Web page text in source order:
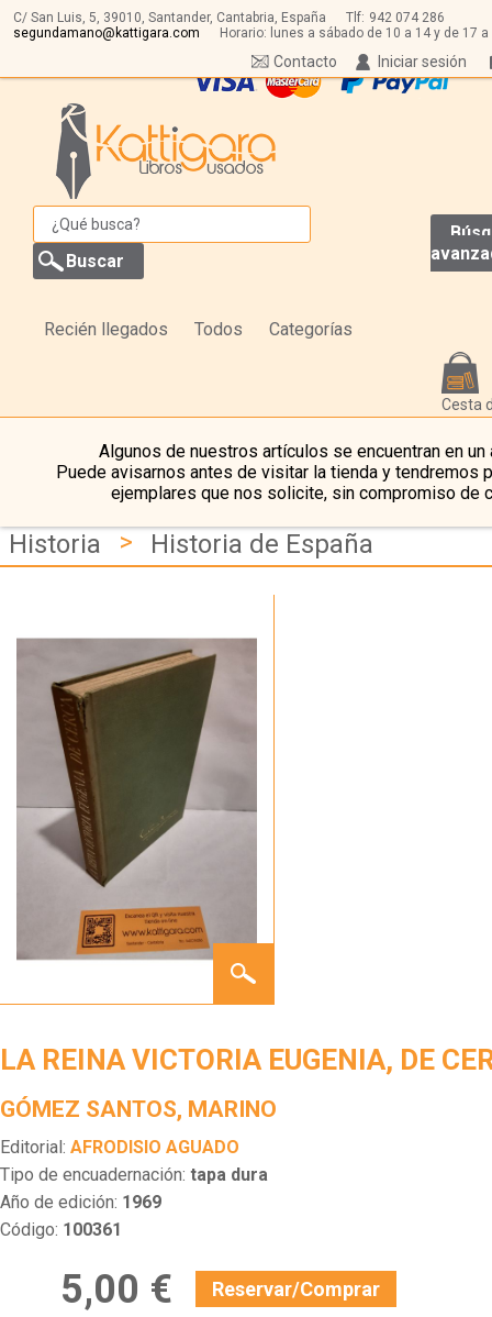
C/ San Luis, 5, 39010, Santander, Cantabria, España Tlf: 942 074 286
segundamano@kattigara.com
Horario: lunes a sábado de 10 a 14 y de 17 a
Iniciar sesión
Contacto
Recién llegados Todos Categorías
Cesta
Algunos de nuestros artículos se encuentran en un
Puede avisarnos antes de visitar la tienda y tendremos
ejemplares que nos solicite, sin compromiso de
Historia > Historia de España
REINA
CERCA
LA REINA VICTORIA EUGENIA, DE
GÓMEZ SANTOS, MARINO
Editorial: AFRODISIO AGUADO
Tipo de encuadernación: tapa dura
Año de edición: 1969
Código: 100361
5,00 € Reservar/Comprar